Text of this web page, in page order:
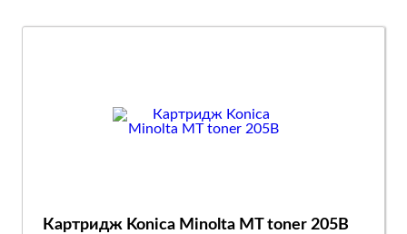
Картридж Konica Minolta MT toner 205B